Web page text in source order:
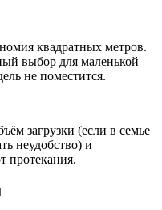
квадратных метров.
выбор для маленькой
не поместится.
загрузки (если в семье
неудобство) и
протекания.